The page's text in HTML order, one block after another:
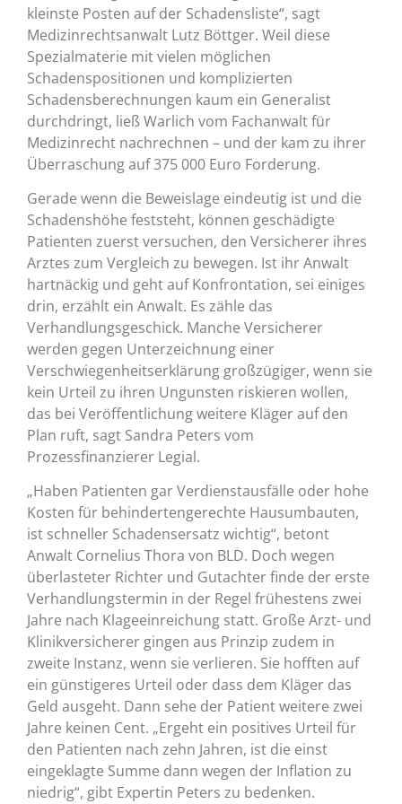
kleinste Posten auf der Schadensliste“, sagt
Medizinrechtsanwalt Lutz Böttger. Weil diese
Spezialmaterie mit vielen möglichen
Schadenspositionen und komplizierten
Schadensberechnungen kaum ein Generalist
durchdringt, ließ Warlich vom Fachanwalt für
Medizinrecht nachrechnen – und der kam zu ihrer
Überraschung auf 375 000 Euro Forderung.
Gerade wenn die Beweislage eindeutig ist und die
Schadenshöhe feststeht, können geschädigte
Patienten zuerst versuchen, den Versicherer ihres
Arztes zum Vergleich zu bewegen. Ist ihr Anwalt
hartnäckig und geht auf Konfrontation, sei einiges
drin, erzählt ein Anwalt. Es zähle das
Verhandlungsgeschick. Manche Versicherer
werden gegen Unterzeichnung einer
Verschwiegenheitserklärung großzügiger, wenn sie
kein Urteil zu ihren Ungunsten riskieren wollen,
das bei Veröffentlichung weitere Kläger auf den
Plan ruft, sagt Sandra Peters vom
Prozessfinanzierer Legial.
„Haben Patienten gar Verdienstausfälle oder hohe
Kosten für behindertengerechte Hausumbauten,
ist schneller Schadensersatz wichtig“, betont
Anwalt Cornelius Thora von BLD. Doch wegen
überlasteter Richter und Gutachter finde der erste
Verhandlungstermin in der Regel frühestens zwei
Jahre nach Klageeinreichung statt. Große Arzt- und
Klinikversicherer gingen aus Prinzip zudem in
zweite Instanz, wenn sie verlieren. Sie hofften auf
ein günstigeres Urteil oder dass dem Kläger das
Geld ausgeht. Dann sehe der Patient weitere zwei
Jahre keinen Cent. „Ergeht ein positives Urteil für
den Patienten nach zehn Jahren, ist die einst
eingeklagte Summe dann wegen der Inflation zu
niedrig“, gibt Expertin Peters zu bedenken.